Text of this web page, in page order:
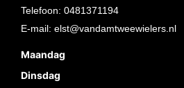
Telefoon: 0481371194
E-mail: elst@vandamtweewielers.nl
Maandag
Dinsdag